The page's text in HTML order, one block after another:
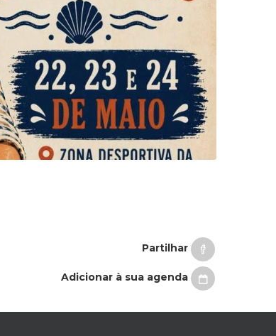
Partilhar
Adicionar à sua agenda